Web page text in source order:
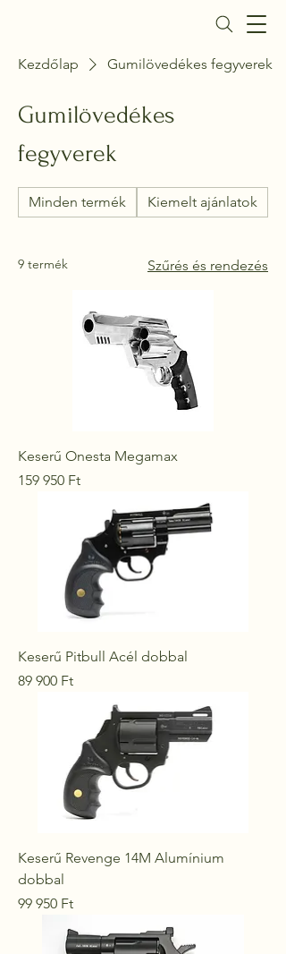
Kezdőlap Gumilövedékes fegyverek
Gumilövedékes
fegyverek
Minden termék Kiemelt ajánlatok
9 termék Szűrés és rendezés
Keserű Onesta Megamax
Ár
159 950 Ft
Keserű Pitbull Acél dobbal
Ár
89 900 Ft
Keserű Revenge 14M Alumínium
dobbal
Ár
99 950 Ft